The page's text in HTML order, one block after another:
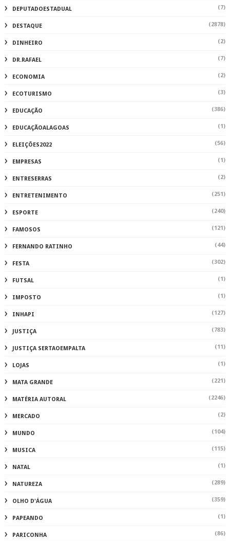
DEPUTADOESTADUAL (7)
DESTAQUE (2878)
DINHEIRO (2)
DR.RAFAEL (7)
ECONOMIA (2)
ECOTURISMO (3)
EDUCAÇÃO (386)
EDUCAÇÃOALAGOAS (1)
ELEIÇÕES2022 (56)
EMPRESAS (1)
ENTRESERRAS (2)
ENTRETENIMENTO (251)
ESPORTE (240)
FAMOSOS (121)
FERNANDO RATINHO (44)
FESTA (302)
FUTSAL (1)
IMPOSTO (1)
INHAPI (127)
JUSTIÇA (783)
JUSTIÇA SERTAOEMPALTA (11)
LOJAS (1)
MATA GRANDE (221)
MATÉRIA AUTORAL (2246)
MERCADO (2)
MUNDO (104)
MUSICA (115)
NATAL (1)
NATUREZA (289)
OLHO D'ÁGUA (359)
PAPEANDO (1)
PARICONHA (86)